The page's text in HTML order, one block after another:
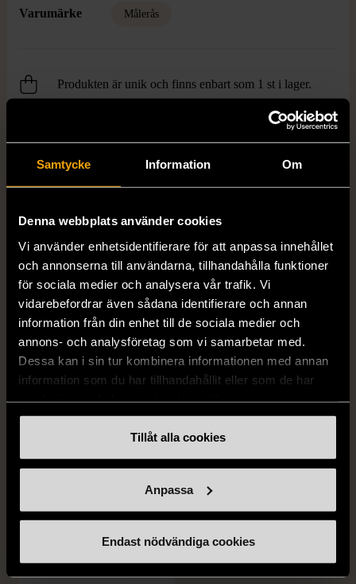
Samtycke Information Om
Denna webbplats använder cookies
Vi använder enhetsidentifierare för att anpassa innehållet
och annonserna till användarna, tillhandahålla funktioner
för sociala medier och analysera vår trafik. Vi
vidarebefordrar även sådana identifierare och annan
information från din enhet till de sociala medier och
annons- och analysföretag som vi samarbetar med.
Dessa kan i sin tur kombinera informationen med annan
information som du har tillhandahållit eller som de har
Tillåt alla cookies
Anpassa
Endast nödvändiga cookies
Varumärke Målerås
Produkten är unik och finns enbart som 1 st i lager.
FRÅN SAMMA VARUMÄRKE
Hitta produkter från samma varumärke
MÅLERÅS
Målerås Stort glasfat
Gott skick